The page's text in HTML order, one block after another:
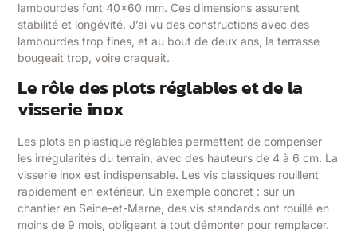
lambourdes font 40×60 mm. Ces dimensions assurent
stabilité et longévité. J’ai vu des constructions avec des
lambourdes trop fines, et au bout de deux ans, la terrasse
bougeait trop, voire craquait.
Le rôle des plots réglables et de la
visserie inox
Les plots en plastique réglables permettent de compenser
les irrégularités du terrain, avec des hauteurs de 4 à 6 cm. La
visserie inox est indispensable. Les vis classiques rouillent
rapidement en extérieur. Un exemple concret : sur un
chantier en Seine-et-Marne, des vis standards ont rouillé en
moins de 9 mois, obligeant à tout démonter pour remplacer.